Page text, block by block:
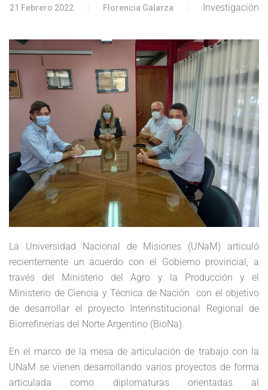
21 Febrero 2022 Florencia Galarza Investigación
La Universidad Nacional de Misiones (UNaM) articuló
recientemente un acuerdo con el Gobierno provincial, a
través del Ministerio del Agro y la Producción y el
Ministerio de Ciencia y Técnica de Nación con el objetivo
de desarrollar el proyecto Interinstitucional Regional de
Biorrefinerías del Norte Argentino (BioNa).
En el marco de la mesa de articulación de trabajo con la
UNaM se vienen desarrollando varios proyectos de forma
articulada como diplomaturas orientadas al